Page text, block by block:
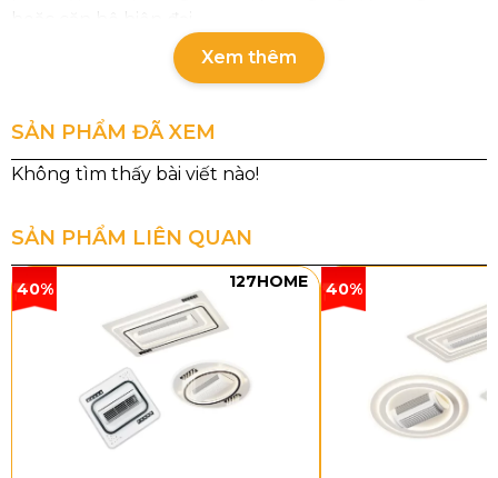
hoặc căn hộ hiện đại.
Thông số chi tiết sản phẩm
Mã sản phẩm: QT5602
Đường kính: 1300 mm
Xem thêm
SẢN PHẨM ĐÃ XEM
SẢN PHẨM LIÊN QUAN
40% 127HOME 40%